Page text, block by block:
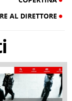
AL DIRETTORE